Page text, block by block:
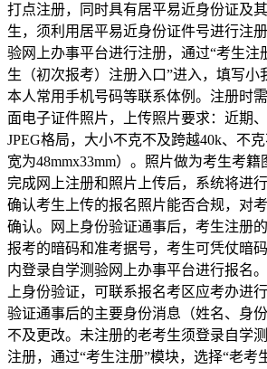
打点注册，同时具有居平易近身份证及
生，须利用居平易近身份证件号进行注
验网上办事平台进行注册，通过“考生注
生（初次报考）注册入口”进入，填写小
本人常用手机号码等联系体例。注册时
面电子证件照片，上传照片要求：近期
JPEG格局，大小不克不及跨越40k、不
宽为48mmx33mm）。照片做为考生考
完成网上注册和照片上传后，系统将进
确认考生上传的报名照片能否合规，对
确认。网上身份验证通事后，考生注册
报考的暗码和准考据号，考生可凭仗暗
内登录自学测验网上办事平台进行报名
上身份验证，可联系报名考区应考办进
验证通事后的主要身份消息（姓名、身
不及更改。未注册的老考生须登录自学
注册，通过“考生注册”模块，选择“老考